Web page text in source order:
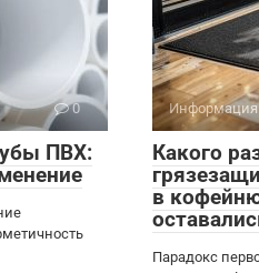
0
ПВХ:
Информация
Какого
в
Парадокс